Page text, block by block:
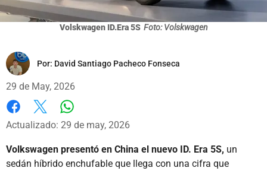
Volskwagen ID.Era 5S Foto: Volskwagen
Por: David Santiago Pacheco Fonseca
29 de May, 2026
Facebook
X
Actualizado: 29 de may, 2026
Volkswagen presentó en China el nuevo ID. Era 5S, un
sedán híbrido enchufable que llega con una cifra que